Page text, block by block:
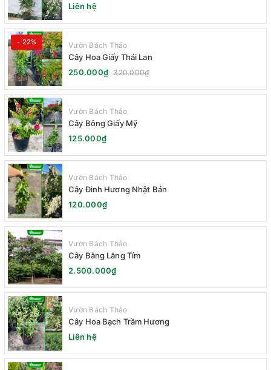
Liên hệ
- 22% Vườn Bách Thảo
Cây Hoa Giấy Thái Lan
250.000₫ 320.000₫
Vườn Bách Thảo
Cây Bông Giấy Mỹ
125.000₫
Vườn Bách Thảo
Cây Đinh Hương Nhật Bản
120.000₫
Vườn Bách Thảo
Cây Bằng Lăng Tím
2.500.000₫
Vườn Bách Thảo
Cây Hoa Bạch Trầm Hương
Liên hệ